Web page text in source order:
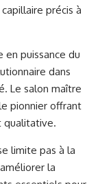
précis à
puissance du
dans
Le salon maître
pionnier offrant
qualitative.
limite pas à la
la